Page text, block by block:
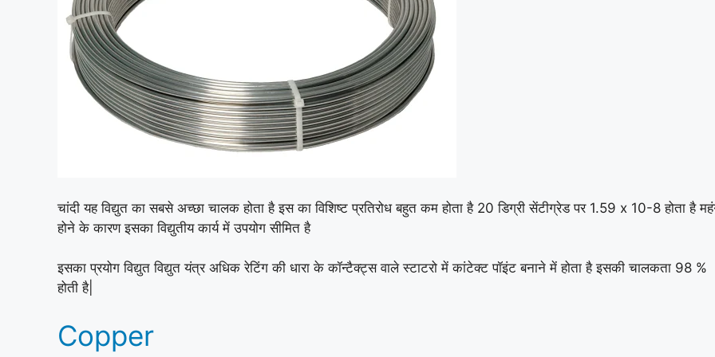
चांदी यह विद्युत का सबसे अच्छा चालक होता है इस का विशिष्ट प्रतिरोध बहुत कम होता है 20 डिग्री सेंटीग्रेड पर 1.59 x 10-8 होता है
होने के कारण इसका विद्युतीय कार्य में उपयोग सीमित है
इसका प्रयोग विद्युत विद्युत यंत्र अधिक रेटिंग की धारा के कॉन्टैक्ट्स वाले स्टाटरो में कांटेक्ट पॉइंट बनाने में होता है इसकी चालकता 98 %
होती है|
Copper